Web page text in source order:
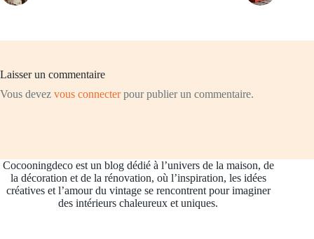
Laisser un commentaire
Vous devez vous connecterpour publier un commentaire.
Cocooningdeco est un blog dédié à l’univers de la maison, de
la décoration et de la rénovation, où l’inspiration, les idées
créatives et l’amour du vintage se rencontrent pour imaginer
des intérieurs chaleureux et uniques.